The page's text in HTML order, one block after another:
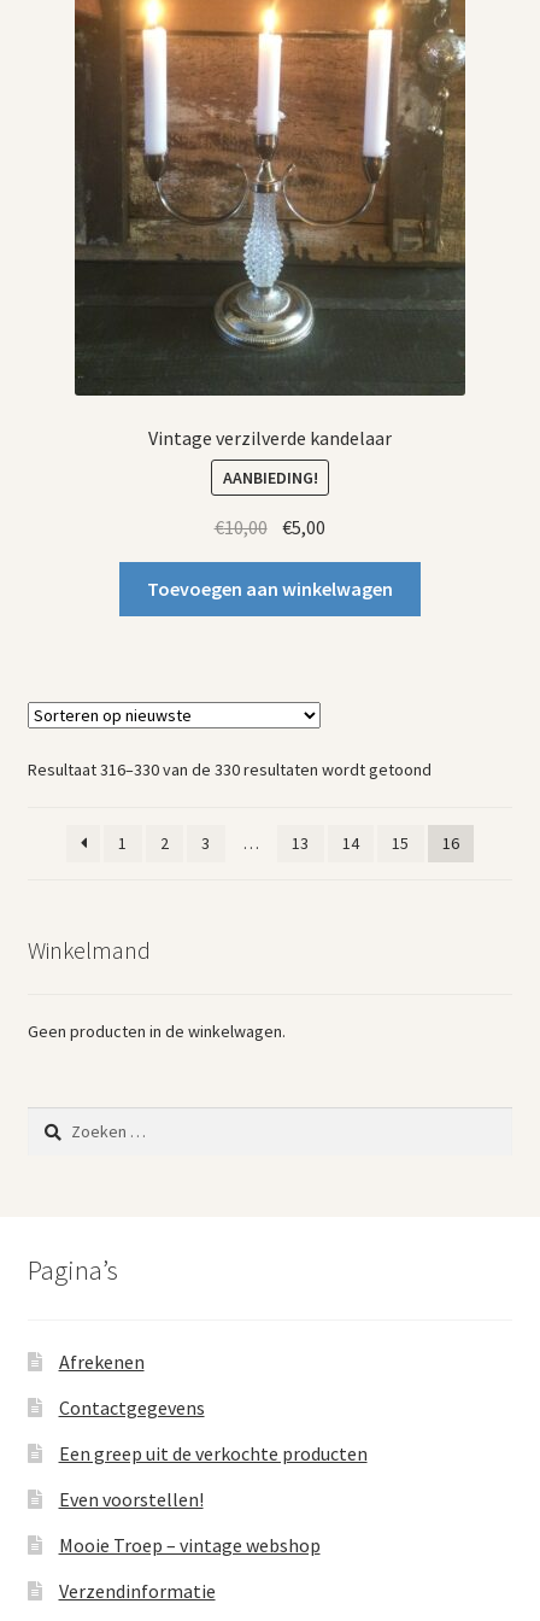
Vintage verzilverde kandelaar
AANBIEDING!
€10,00 Oorspronkelijke
was:
€10,00.
€5,00
is:
€5,00.
Toevoegen aan winkelwagen
Resultaat 316–330 van de 330 resultaten wordt getoondGesorteerd
nieuwste
1
2 3 … 13 14 15 16
Winkelmand
Geen producten in de winkelwagen.
Zoeken
naar:
Pagina’s
Afrekenen
Contactgegevens
Een greep uit de verkochte producten
Even voorstellen!
Mooie Troep – vintage webshop
Verzendinformatie